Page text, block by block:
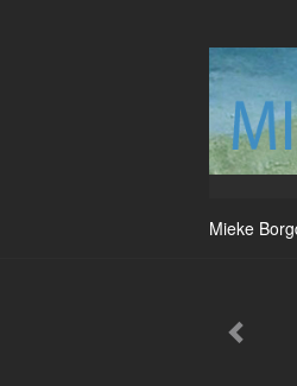
Mieke